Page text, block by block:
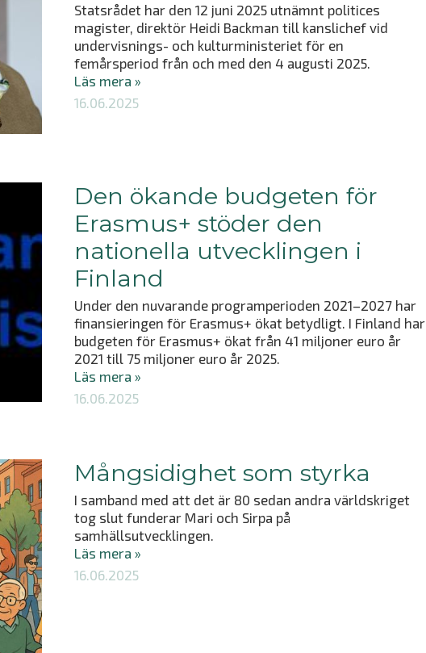
Statsrådet har den 12 juni 2025 utnämnt politices
magister, direktör Heidi Backman till kanslichef vid
undervisnings- och kulturministeriet för en
femårsperiod från och med den 4 augusti 2025.
Läs mera »
16.06.2025
Den ökande budgeten för
Erasmus+ stöder den
nationella utvecklingen i
Finland
Under den nuvarande programperioden 2021–2027 har
finansieringen för Erasmus+ ökat betydligt. I Finland har
budgeten för Erasmus+ ökat från 41 miljoner euro år
2021 till 75 miljoner euro år 2025.
Läs mera »
16.06.2025
Mångsidighet som styrka
I samband med att det är 80 sedan andra världskriget
tog slut funderar Mari och Sirpa på
samhällsutvecklingen.
Läs mera »
16.06.2025